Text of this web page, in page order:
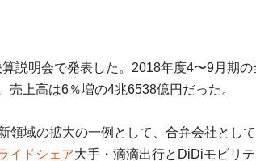
説明会で発表した。2018年度4〜9月期
売上高は6％増の4兆6538億円だった。
領域の拡大の一例として、合弁会社として
イドシェア大手・滴滴出行とDiDiモビリ